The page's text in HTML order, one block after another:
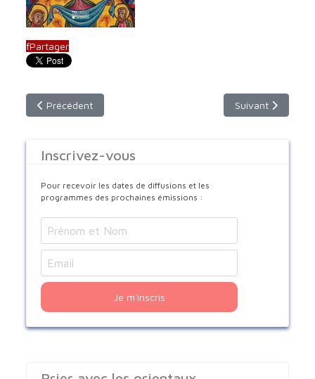
fPartager
Article précédent : Dimanche 6 juin 2021 - 9h30 - France 2
Précédent Article suivant :
Suivant
Inscrivez-vous
Pour recevoir les dates de diffusions et les
programmes des prochaines émissions :
Je m'inscris